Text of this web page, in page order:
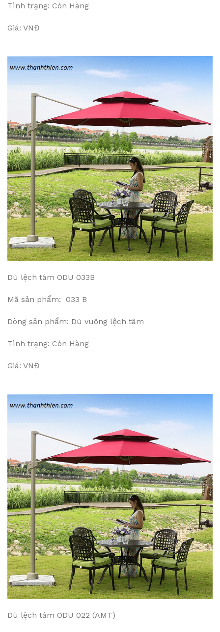
Tình trạng: Còn Hàng
Giá: VNĐ
Dù lệch tâm ODU 033B
Mã sản phẩm: 033 B
Dòng sản phẩm: Dù vuông lệch tâm
Tình trạng: Còn Hàng
Giá: VNĐ
Dù lệch tâm ODU 022 (AMT)